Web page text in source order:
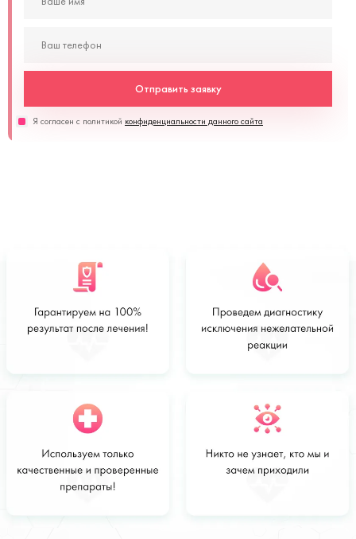
Отправить заявку
Я согласен с политикой конфиденциальности данного сайта
Стоимость
от 4 000 руб
Заказать